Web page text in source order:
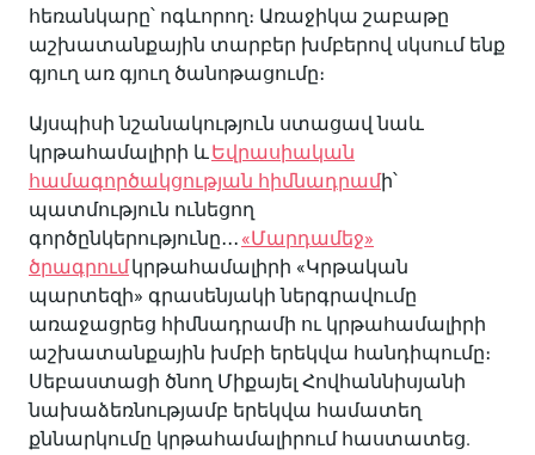
հեռանկարը՝ ոգևորող։ Առաջիկա շաբաթը
աշխատանքային տարբեր խմբերով սկսում ենք
գյուղ առ գյուղ ծանոթացումը։
Այսպիսի նշանակություն ստացավ նաև
կրթահամալիրի ևԵվրասիական
համագործակցության հիմնադրամի՝
պատմություն ունեցող
գործընկերությունը․․․ «Մարդամեջ»
ծրագրումկրթահամալիրի «Կրթական
պարտեզի» գրասենյակի ներգրավումը
առաջացրեց հիմնադրամի ու կրթահամալիրի
աշխատանքային խմբի երեկվա հանդիպումը։
Սեբաստացի ծնող Միքայել Հովհաննիսյանի
նախաձեռնությամբ երեկվա համատեղ
քննարկումը կրթահամալիրում հաստատեց.